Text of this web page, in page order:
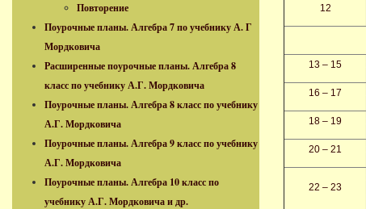
Повторение
Поурочные планы. Алгебра 7 по учебнику А. Г
Мордковича
Расширенные поурочные планы. Алгебра 8
класс по учебнику А.Г. Мордковича
Поурочные планы. Алгебра 8 класс по учебнику
А.Г. Мордковича
Поурочные планы. Алгебра 9 класс по учебнику
А.Г. Мордковича
Поурочные планы. Алгебра 10 класс по
учебнику А.Г. Мордковича и др.
12
13 – 15
16 – 17
18 – 19
20 – 21
22 – 23